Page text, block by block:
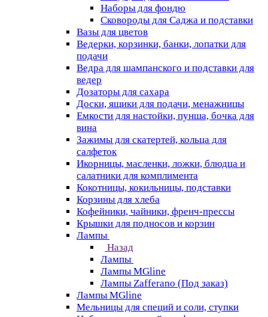
Наборы для фондю
Сковороды для Саджа и подставки
Вазы для цветов
Ведерки, корзинки, банки, лопатки для
подачи
Ведра для шампанского и подставки для
ведер
Дозаторы для сахара
Доски, ящики для подачи, менажницы
Емкости для настойки, пунша, бочка для
вина
Зажимы для скатертей, кольца для
салфеток
Икорницы, масленки, ложки, блюдца и
салатники для комплимента
Кокотницы, кокильницы, подставки
Корзины для хлеба
Кофейники, чайники, френч-прессы
Крышки для подносов и корзин
Лампы
Назад
Лампы
Лампы MGline
Лампы Zafferano (Под заказ)
Лампы MGline
Мельницы для специй и соли, ступки